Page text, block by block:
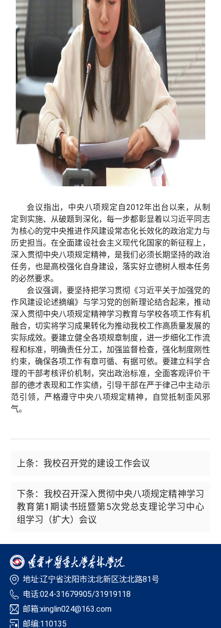
会议指出，中央八项规定自2012年出台以来，从制
定到实施、从破题到深化，每一步都彰显着以习近平同志
为核心的党中央推进作风建设常态化长效化的政治定力与
历史担当。在全面建设社会主义现代化国家的新征程上，
深入贯彻中央八项规定精神，是我们必须长期坚持的政治
任务，也是高校强化自身建设，落实好立德树人根本任务
的必然要求。
会议强调，要坚持把学习贯彻《习近平关于加强党的
作风建设论述摘编》与学习党的创新理论结合起来，推动
深入贯彻中央八项规定精神学习教育与学校各项工作有机
融合，切实将学习成果转化为推动我校工作高质量发展的
实际成效。要建立健全各项规章制度，进一步细化工作流
程和标准，明确责任分工，加强监督检查，强化制度刚性
约束，确保各项工作有章可循、有据可依。要建立科学合
理的干部考核评价机制，突出政治标准，全面客观评价干
部的德才表现和工作实绩，引导干部在严于律己中主动示
范引领，严格遵守中央八项规定精神，自觉抵制歪风邪
气。
上条：我校召开党的建设工作会议
下条：我校召开深入贯彻中央八项规定精神学习
教育第1期读书班暨第5次党总支理论学习中心
组学习（扩大）会议
地址:辽宁省沈阳市沈北新区沈北路81号
电话:024-31679905/31919118
邮箱:xinglin024@163.com
邮编:110135